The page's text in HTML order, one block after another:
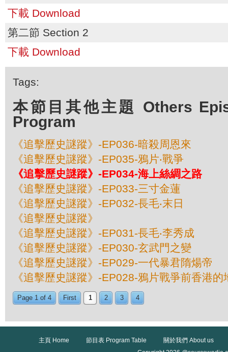
下載 Download
第二節 Section 2
下載 Download
Tags:
本節目其他主題 Others
Program
《追擊歷史謎蹤》-EP036-暗殺周恩來
《追擊歷史謎蹤》-EP035-鴉片‧戰爭
《追擊歷史謎蹤》-EP034-海上絲綢之路
《追擊歷史謎蹤》-EP033-三寸金蓮
《追擊歷史謎蹤》-EP032-長毛‧末日
《追擊歷史謎蹤》
《追擊歷史謎蹤》-EP031-長毛‧李秀成
《追擊歷史謎蹤》-EP030-玄武門之變
《追擊歷史謎蹤》-EP029-一代暴君隋煬帝
《追擊歷史謎蹤》-EP028-鴉片戰爭前香港的
Page 1 of 4 First 1 2 3 4
主頁 Home 節目表 Program Table
關於我們 About us